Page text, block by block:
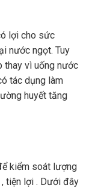
lợi cho sức
nước ngọt. Tuy
thay vì uống nước
tác dụng làm
huyết tăng
kiểm soát lượng
tiện lợi . Dưới đây